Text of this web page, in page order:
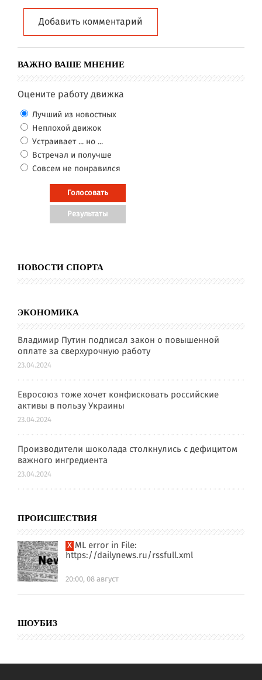
Добавить комментарий
ВАЖНО ВАШЕ МНЕНИЕ
Оцените работу движка
Лучший из новостных
Неплохой движок
Устраивает ... но ...
Встречал и получше
Совсем не понравился
НОВОСТИ СПОРТА
ЭКОНОМИКА
Владимир Путин подписал закон о повышенной
оплате за сверхурочную работу
23.04.2024
Евросоюз тоже хочет конфисковать российские
активы в пользу Украины
23.04.2024
Производители шоколада столкнулись с дефицитом
важного ингредиента
23.04.2024
ПРОИСШЕСТВИЯ
XML error in File:
https://dailynews.ru/rssfull.xml
20:00, 08 август
ШОУБИЗ